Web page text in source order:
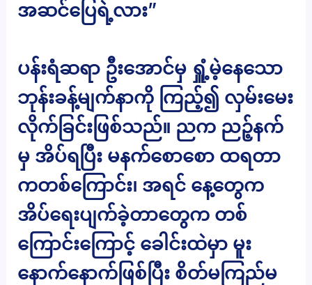
အဆင်ပြေရဲ့လား”
ပန်းရံဆရာ ဦးအောင်မှ ရှူံ့မဲ့နေသော
ဘုန်းခန့်မျက်နာကို ကြည့်၍ လှမ်းမေး
လိုက်ခြင်းဖြစ်သည်။ ညက ညဉ့်နက်
မှ အိပ်ရပြီး မနက်စောစော ထရတာ
ကတစ်ကြောင်း၊ အရင် နေ့တွေက
အိပ်ရေးပျက်ခဲ့တာတွေက တစ်
ကြောင်းကြောင့် ခေါင်းထဲမှာ မူး
နောက်နောက်ဖြစ်ပြီး စိတ်မကြည်မ